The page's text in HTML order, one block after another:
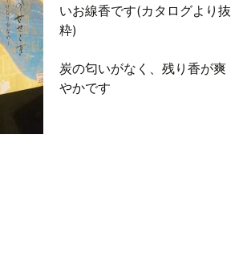
いお線香です(カタログより抜
粋)
炭の匂いがなく、残り香が爽
やかです